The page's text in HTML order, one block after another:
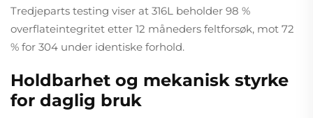
Tredjeparts testing viser at 316L beholder 98 %
overflateintegritet etter 12 måneders feltforsøk, mot 72
% for 304 under identiske forhold.
Holdbarhet og mekanisk styrke
for daglig bruk